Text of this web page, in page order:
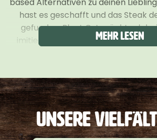
based Alternativen zu deinen
hast es geschafft und das Steak
gefunden. Plant Cut möchte
imitieren, sondern steht für sich
Kochweltmeister mit der
Kochnationalmannschaft Mario
begeistert, wie frisch das Produkt
Säure bringt eine schöne
Geschmack. Ich rieche fruchtige
Mehr lesen
UNSERE